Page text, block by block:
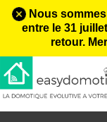
Nous
entre le 31
retour.